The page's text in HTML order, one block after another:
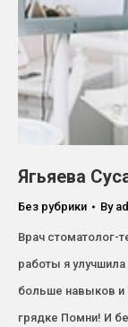
Ягьяева
Без рубрики By
Врач стоматолог-
работы я
больше навыков и
грядке Помни! И